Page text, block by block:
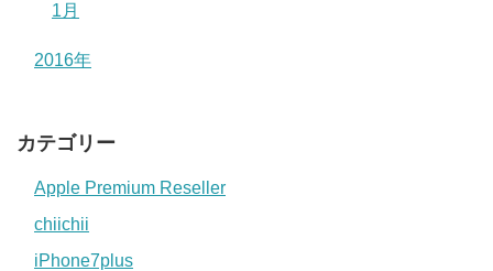
1月
2016年
カテゴリー
Apple Premium Reseller
chiichii
iPhone7plus